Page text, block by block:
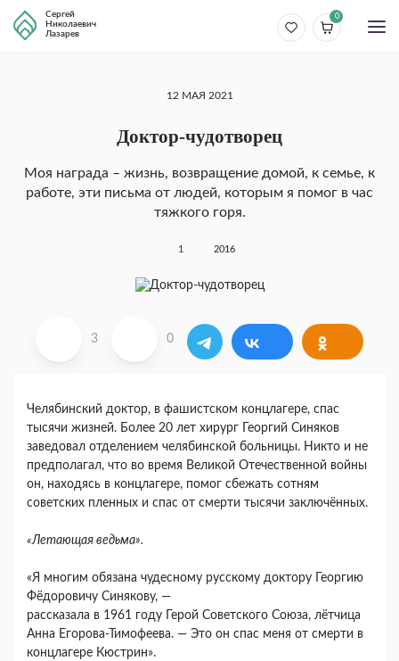
Сергей
Николаевич
Лазарев
0
12 МАЯ 2021
Доктор-чудотворец
Моя награда – жизнь, возвращение домой, к семье, к
работе, эти письма от людей, которым я помог в час
тяжкого горя.
1 2016
3 0
Челябинский доктор, в фашистском концлагере, спас
тысячи жизней. Более 20 лет хирург Георгий Синяков
заведовал отделением челябинской больницы. Никто и не
предполагал, что во время Великой Отечественной войны
он, находясь в концлагере, помог сбежать сотням
советских пленных и спас от смерти тысячи заключённых.
«Летающая ведьма».
«Я многим обязана чудесному русскому доктору Георгию
Фёдоровичу Синякову, —
рассказала в 1961 году Герой Советского Союза, лётчица
Анна Егорова-Тимофеева. — Это он спас меня от смерти в
концлагере Кюстрин».